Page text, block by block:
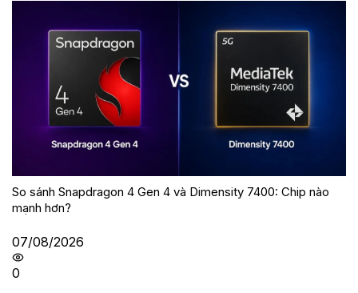
So sánh Snapdragon 4 Gen 4 và Dimensity 7400: Chip nào
mạnh hơn?
07/08/2026
0